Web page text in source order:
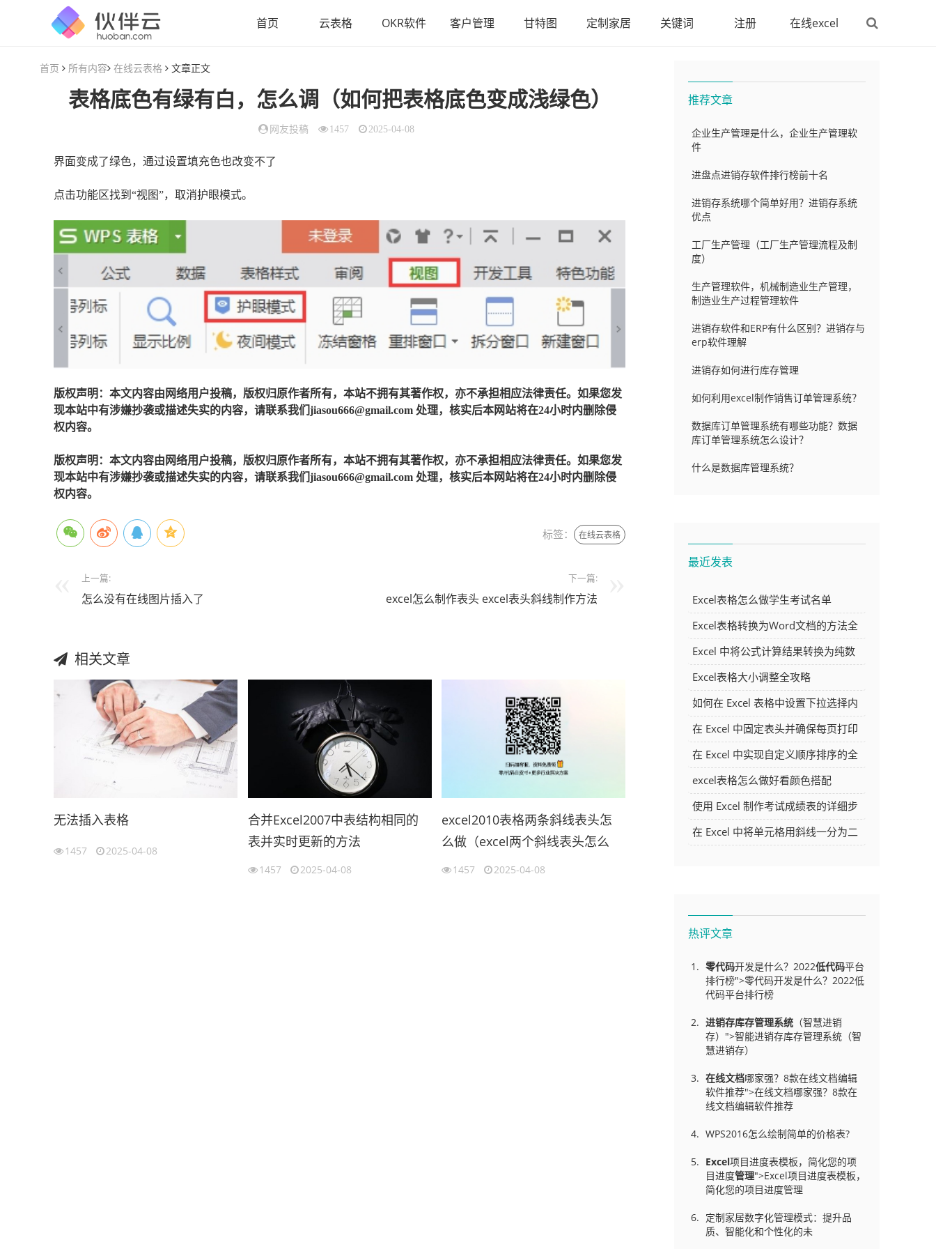
首页 云表格 OKR软件 客户管理 甘特图 定制家居 关键词 注册 在线excel
首页 所有内容 在线云表格 文章正文
表格底色有绿有白，怎么调（如何把表格底色变成浅绿色）
网友投稿 1457 2025-04-08
界面变成了绿色，通过设置填充色也改变不了
点击功能区找到“视图”，取消护眼模式。
版权声明：本文内容由网络用户投稿，版权归原作者所有，本站不拥有其著作权，亦不承担相应法律责任。如果您发
现本站中有涉嫌抄袭或描述失实的内容，请联系我们jiasou666@gmail.com 处理，核实后本网站将在24小时内删除侵
权内容。
版权声明：本文内容由网络用户投稿，版权归原作者所有，本站不拥有其著作权，亦不承担相应法律责任。如果您发
现本站中有涉嫌抄袭或描述失实的内容，请联系我们jiasou666@gmail.com 处理，核实后本网站将在24小时内删除侵
权内容。
标签： 在线云表格
上一篇:
怎么没有在线图片插入了
下一篇:
excel怎么制作表头 excel表头斜线制作方法
相关文章
无法插入表格
1457 2025-04-08
合并Excel2007中表结构相同的
表并实时更新的方法
（2007excel合并工作表）
1457 2025-04-08
excel2010表格两条斜线表头怎
么做（excel两个斜线表头怎么
做）
1457 2025-04-08
推荐文章
企业生产管理是什么，企业生产管理软
件
进盘点进销存软件排行榜前十名
进销存系统哪个简单好用？进销存系统
优点
工厂生产管理（工厂生产管理流程及制
度）
生产管理软件，机械制造业生产管理，
制造业生产过程管理软件
进销存软件和ERP有什么区别？进销存与
erp软件理解
进销存如何进行库存管理
如何利用excel制作销售订单管理系统？
数据库订单管理系统有哪些功能？数据
库订单管理系统怎么设计？
什么是数据库管理系统？
最近发表
Excel表格怎么做学生考试名单
Excel表格转换为Word文档的方法全
解析
Excel 中将公式计算结果转换为纯数
字的多种方法
Excel表格大小调整全攻略
如何在 Excel 表格中设置下拉选择内
容
在 Excel 中固定表头并确保每页打印
时都显示表头的方法详解
在 Excel 中实现自定义顺序排序的全
面指南
excel表格怎么做好看颜色搭配
使用 Excel 制作考试成绩表的详细步
骤及技巧
在 Excel 中将单元格用斜线一分为二
热评文章
零代码开发是什么？2022低代码平台
排行榜">零代码开发是什么？2022低
代码平台排行榜
进销存库存管理系统 （智慧进销
存）">智能进销存库存管理系统（智
慧进销存）
在线文档哪家强？8款在线文档编辑
软件推荐">在线文档哪家强？8款在
线文档编辑软件推荐
WPS2016怎么绘制简单的价格表?
Excel项目进度表模板，简化您的项
目进度管理">Excel项目进度表模板，
简化您的项目进度管理
定制家居数字化管理模式：提升品
质、智能化和个性化的未